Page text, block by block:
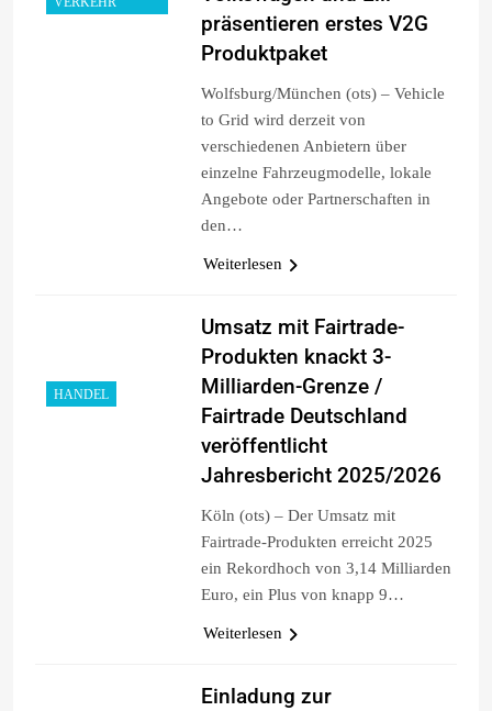
präsentieren erstes V2G
Produktpaket
Wolfsburg/München (ots) – Vehicle
to Grid wird derzeit von
verschiedenen Anbietern über
einzelne Fahrzeugmodelle, lokale
Angebote oder Partnerschaften in
den…
Weiterlesen
HANDEL
Umsatz mit Fairtrade-
Produkten knackt 3-
Milliarden-Grenze /
Fairtrade Deutschland
veröffentlicht
Jahresbericht 2025/2026
Köln (ots) – Der Umsatz mit
Fairtrade-Produkten erreicht 2025
ein Rekordhoch von 3,14 Milliarden
Euro, ein Plus von knapp 9…
Weiterlesen
Einladung zur